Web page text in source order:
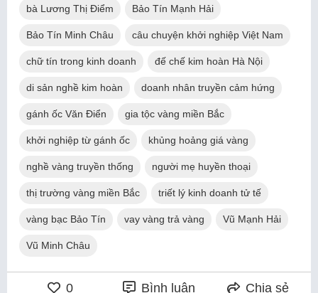
bà Lương Thị Điểm Bảo Tín Mạnh Hải
Bảo Tín Minh Châu câu chuyện khởi nghiệp Việt Nam
chữ tín trong kinh doanh đế chế kim hoàn Hà Nội
di sản nghề kim hoàn doanh nhân truyền cảm hứng
gánh ốc Văn Điển gia tộc vàng miền Bắc
khởi nghiệp từ gánh ốc khủng hoảng giá vàng
nghề vàng truyền thống người mẹ huyền thoại
thị trường vàng miền Bắc triết lý kinh doanh tử tế
vàng bạc Bảo Tín vay vàng trả vàng Vũ Mạnh Hải
Vũ Minh Châu
0 Bình luận Chia sẻ